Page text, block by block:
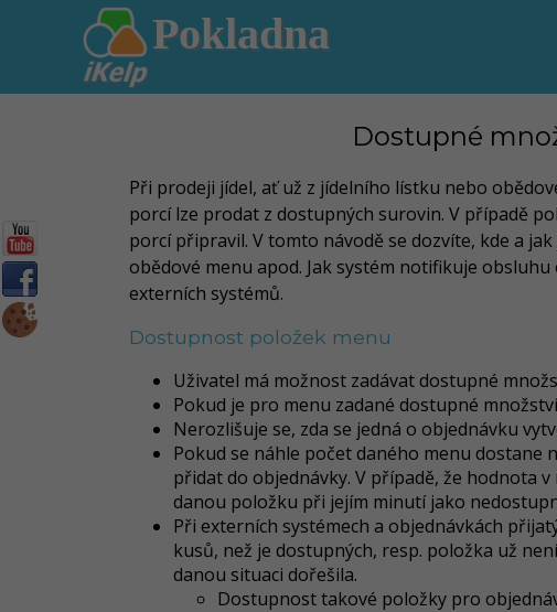
Pokladna
Dostupné
Při prodeji jídel, ať už z jídelního lístku nebo
porcí lze prodat z dostupných surovin. V případě
porcí připravil. V tomto návodě se dozvíte, kde a
obědové menu apod. Jak systém notifikuje
externích systémů.
Dostupnost položek menu
Uživatel má možnost zadávat dostupné
Pokud je pro menu zadané dostupné
Nerozlišuje se, zda se jedná o objednávku
Pokud se náhle počet daného menu dostane
přidat do objednávky. V případě, že hodnota
danou položku při jejím minutí jako
Při externích systémech a objednávkách
kusů, než je dostupných, resp. položka už
danou situaci dořešila.
Dostupnost takové položky pro